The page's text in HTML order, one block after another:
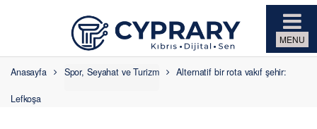
Anasayfa Spor, Seyahat ve Turizm Alternatif bir rota vakıf şehir:
Lefkoşa